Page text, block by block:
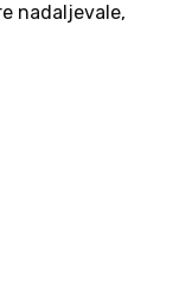
nadaljevale,